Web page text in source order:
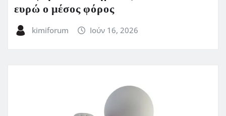
ευρώ ο μέσος φόρος
kimiforum Ιούν 16, 2026